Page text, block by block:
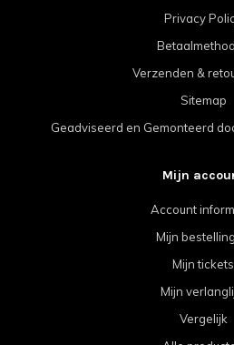
Privacy
Verzenden &
Sitemap
Geadviseerd en Gemonteerd
Mijn
Account
Mijn
Mijn tickets
Mijn
Vergelijk